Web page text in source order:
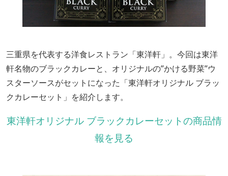
三重県を代表する洋食レストラン「東洋軒」。今回は東洋
軒名物のブラックカレーと、オリジナルの”かける野菜”ウ
スターソースがセットになった「東洋軒オリジナル ブラッ
クカレーセット」を紹介します。
東洋軒オリジナル ブラックカレーセットの商品情
報を見る